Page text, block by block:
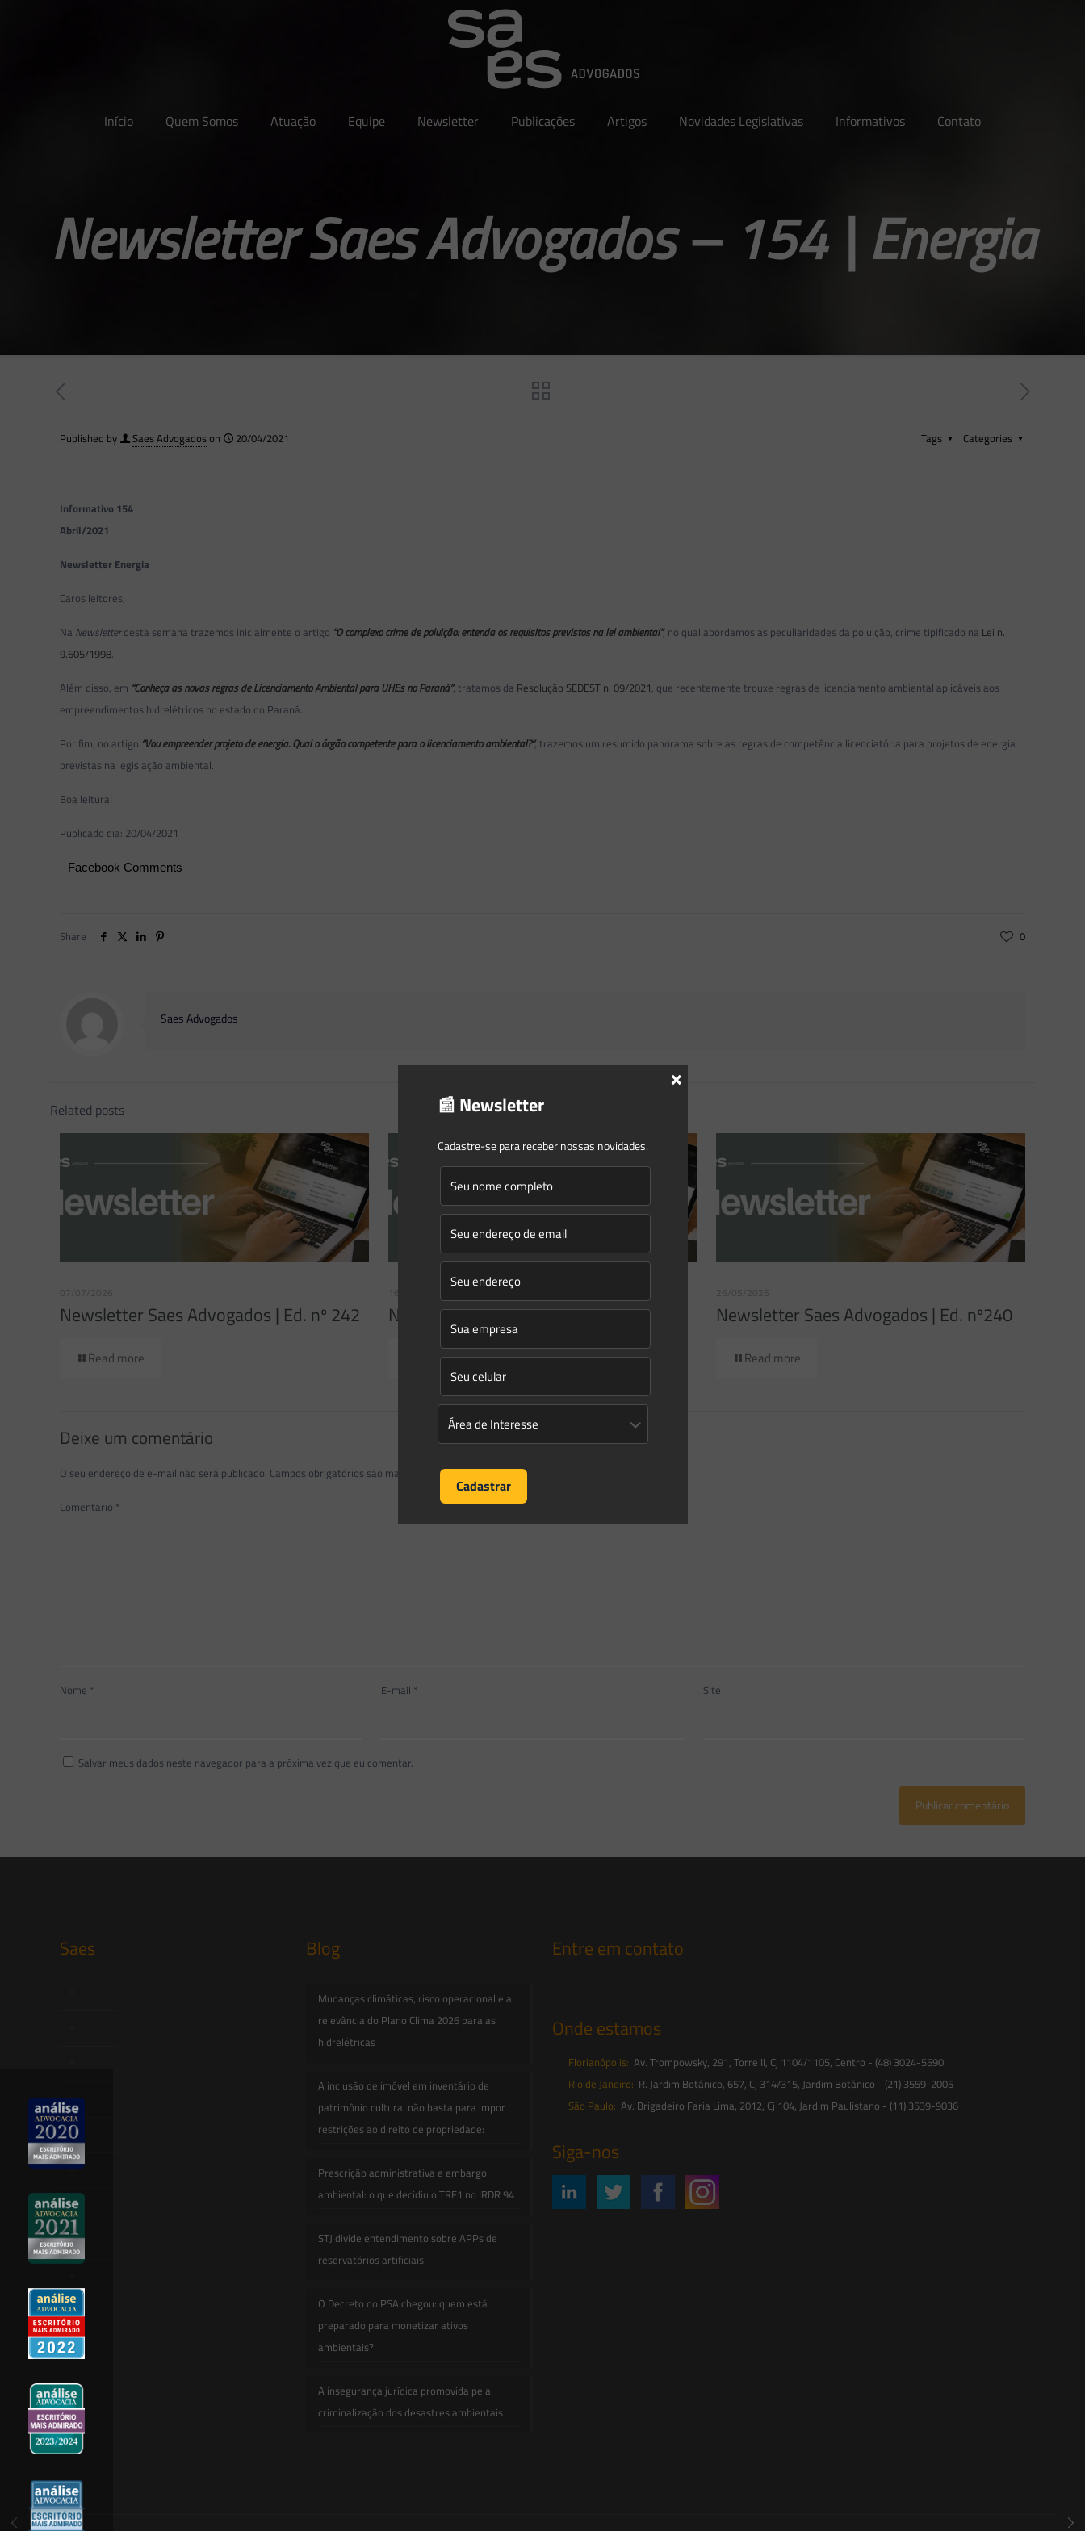
Início Quem Somos Atuação Equipe Newsletter Publicações Artigos Novidades Legislativas Informativos Contato
Newsletter Saes Advogados – 154 | Energia
Published by Saes Advogadoson 20/04/2021 Categories
Tags
Informativo 154
Abril/2021
Newsletter Energia
Caros leitores,
Na Newsletterdesta semana trazemos inicialmente o artigo “O complexo crime de poluição: entenda os requisitos previstos na lei ambiental”, no qual abordamos as peculiaridades da poluição, crime tipificado na Lei n.
9.605/1998.
Além disso, em “Conheça as novas regras de Licenciamento Ambiental para UHEs no Paraná”, tratamos da Resolução SEDEST n. 09/2021, que recentemente trouxe regras de licenciamento ambiental aplicáveis aos
empreendimentos hidrelétricos no estado do Paraná.
Por fim, no artigo “Vou empreender projeto de energia. Qual o órgão competente para o licenciamento ambiental?”, trazemos um resumido panorama sobre as regras de competência licenciatória para projetos de energia
previstas na legislação ambiental.
Boa leitura!
Publicado dia: 20/04/2021
Facebook Comments
Share 0
Saes Advogados
Related posts
07/07/2026
Newsletter Saes Advogados | Ed. nº 242
Read more
Newsletter Saes Advogados | Ed. nº 241
Read more
26/05/2026
Newsletter Saes Advogados | Ed. nº240
Read more
Deixe um comentário
O seu endereço de e-mail não será publicado. Campos obrigatórios são marcados com*
Comentário *
Nome * E-mail * Site
Salvar meus dados neste navegador para a próxima vez que eu comentar.
Saes Blog
Mudanças climáticas, risco operacional e a
relevância do Plano Clima 2026 para as
hidrelétricas
A inclusão de imóvel em inventário de
patrimônio cultural não basta para impor
restrições ao direito de propriedade:
Prescrição administrativa e embargo
ambiental: o que decidiu o TRF1 no IRDR 94
STJ divide entendimento sobre APPs de
reservatórios artificiais
O Decreto do PSA chegou: quem está
preparado para monetizar ativos
ambientais?
A insegurança jurídica promovida pela
criminalização dos desastres ambientais
Entre em contato
Onde estamos
Florianópolis: Av. Trompowsky, 291, Torre II, Cj 1104/1105, Centro - (48) 3024-5590
Rio de Janeiro: R. Jardim Botânico, 657, Cj 314/315, Jardim Botânico - (21) 3559-2005
São Paulo: Av. Brigadeiro Faria Lima, 2012, Cj 104, Jardim Paulistano - (11) 3539-9036
Siga-nos
📰 Newsletter
Cadastre-se para receber nossas novidades.
×